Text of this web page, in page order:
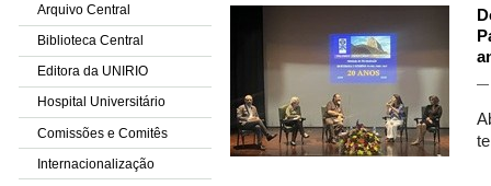
Arquivo Central
Biblioteca Central
Editora da UNIRIO
Hospital Universitário
Comissões e Comitês
Internacionalização